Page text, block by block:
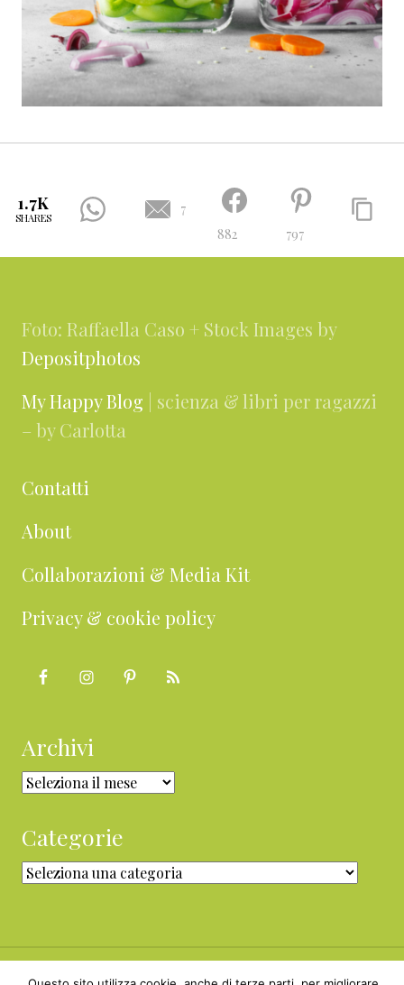
1.7K
SHARES
7
882
797
Foto: Raffaella Caso + Stock Images by
Depositphotos
My Happy Blog | scienza & libri per ragazzi
– by Carlotta
Contatti
About
Collaborazioni & Media Kit
Privacy & cookie policy
Archivi
Archivi
Categorie
Categorie